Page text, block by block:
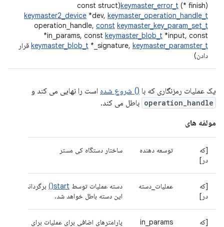
keymaster_error_t (* finish)(const struct
keymaster2_device *dev, keymaster_operation_handle_t
operation_handle, const keymaster_key_param_set_t
*in_params, const keymaster_blob_t *input, const
keymaster_blob_t *_signature, keymaster_paramster_t
قرار
دادن)
یک عملیات رمزنگاری که با () شروع شده است را نهایی می کند و
operation_handle باطل می کند.
مولفه های
[که
در]
توسعه دهنده ساختار دستگاه کی مستر
[که
در]
عملیات_دسته دسته عملیات توسط start()
برگردانده شد.
این دسته باطل خواهد شد.
[که
in_params
پارامترهای اضافی برای عملیات برای